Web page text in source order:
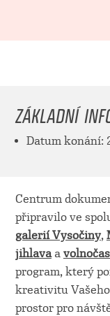
ZÁKLADNÍ
Datum konání:
Centrum
připravilo ve
galerií Vysočiny,
jihlavaa
program, který
kreativitu
prostor pro